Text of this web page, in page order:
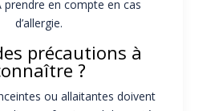
prendre en compte en cas
d’allergie.
précautions à
?
ou allaitantes doivent